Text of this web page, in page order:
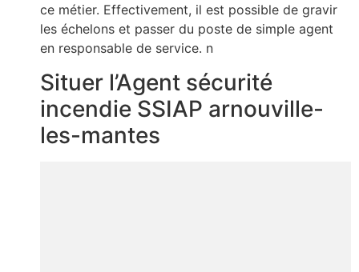
ce métier. Effectivement, il est possible de gravir
les échelons et passer du poste de simple agent
en responsable de service. n
Situer l’Agent sécurité
incendie SSIAP arnouville-
les-mantes